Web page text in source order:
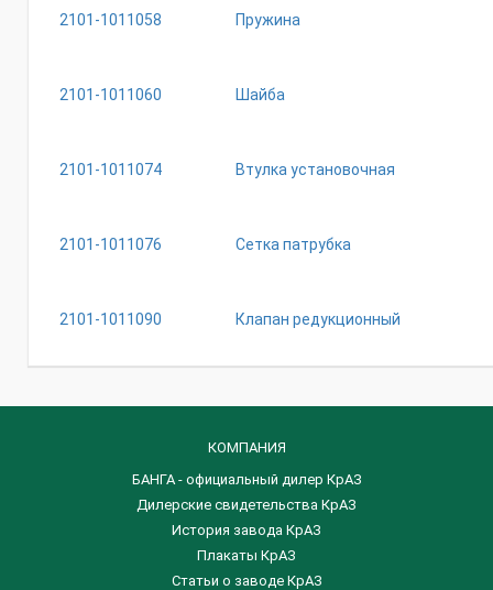
2101-1011058 Пружина
2101-1011060 Шайба
2101-1011074 Втулка установочная
2101-1011076 Сетка патрубка
2101-1011090 Клапан редукционный
КОМПАНИЯ
БАНГА - официальный дилер КрАЗ
Дилерские свидетельства КрАЗ
История завода КрАЗ
Плакаты КрАЗ
Статьи о заводе КрАЗ